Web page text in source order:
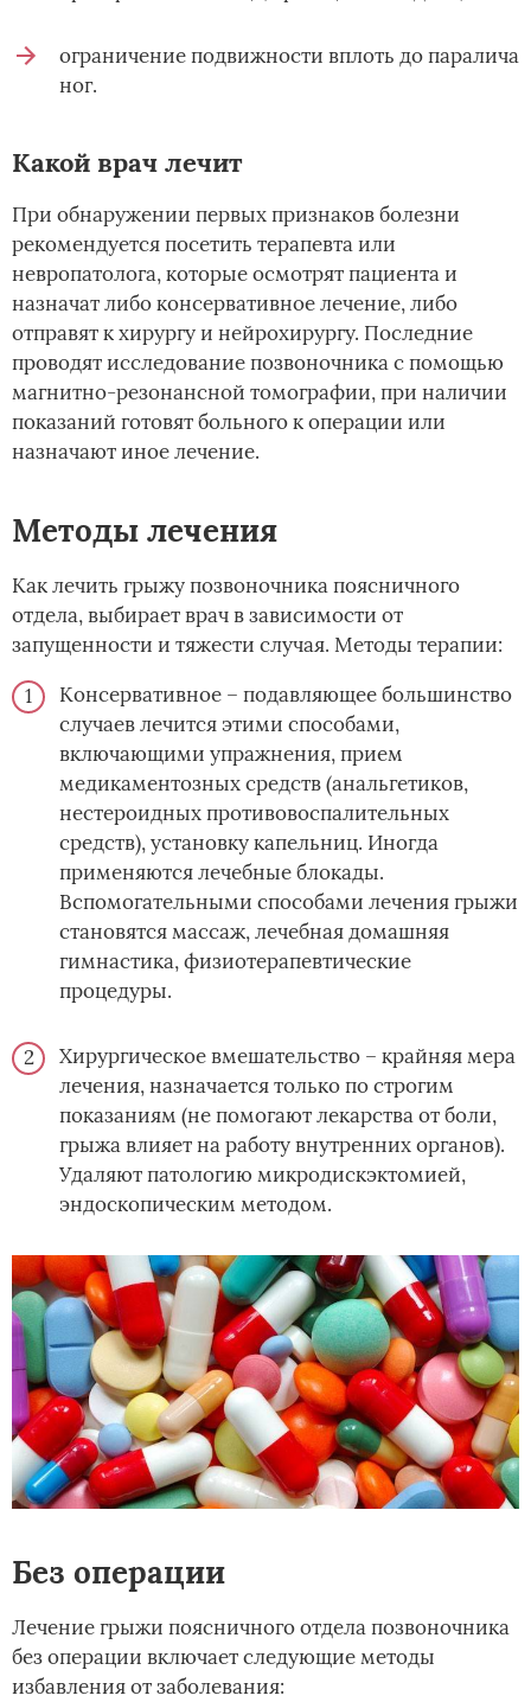
ограничение подвижности вплоть до паралича
ног.
Какой врач лечит
При обнаружении первых признаков болезни
рекомендуется посетить терапевта или
невропатолога, которые осмотрят пациента и
назначат либо консервативное лечение, либо
отправят к хирургу и нейрохирургу. Последние
проводят исследование позвоночника с помощью
магнитно-резонансной томографии, при наличии
показаний готовят больного к операции или
назначают иное лечение.
Методы лечения
Как лечить грыжу позвоночника поясничного
отдела, выбирает врач в зависимости от
запущенности и тяжести случая. Методы терапии:
Консервативное – подавляющее большинство
случаев лечится этими способами,
включающими упражнения, прием
медикаментозных средств (анальгетиков,
нестероидных противовоспалительных
средств), установку капельниц. Иногда
применяются лечебные блокады.
Вспомогательными способами лечения грыжи
становятся массаж, лечебная домашняя
гимнастика, физиотерапевтические
процедуры.
Хирургическое вмешательство – крайняя мера
лечения, назначается только по строгим
показаниям (не помогают лекарства от боли,
грыжа влияет на работу внутренних органов).
Удаляют патологию микродискэктомией,
эндоскопическим методом.
Без операции
Лечение грыжи поясничного отдела позвоночника
без операции включает следующие методы
избавления от заболевания: